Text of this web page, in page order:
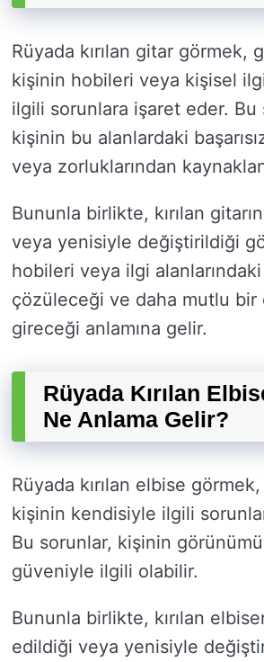
Rüyada kırılan gitar görmek,
kişinin hobileri veya kişisel
ilgili sorunlara işaret eder. Bu
kişinin bu alanlardaki
veya zorluklarından
Bununla birlikte, kırılan
veya yenisiyle değiştirildiği
hobileri veya ilgi alanlarındaki
çözüleceği ve daha mutlu bir
gireceği anlamına gelir.
Rüyada Kırılan
Ne Anlama Gelir?
Rüyada kırılan elbise
kişinin kendisiyle ilgili
Bu sorunlar, kişinin
güveniyle ilgili olabilir.
Bununla birlikte, kırılan
edildiği veya yenisiyle